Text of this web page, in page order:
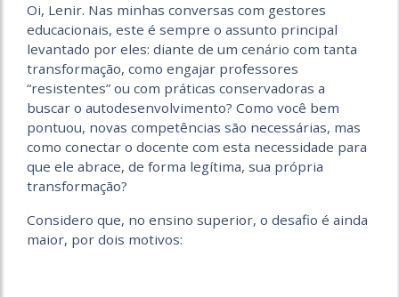
Oi, Lenir. Nas minhas conversas com gestores
educacionais, este é sempre o assunto principal
levantado por eles: diante de um cenário com tanta
transformação, como engajar professores
“resistentes” ou com práticas conservadoras a
buscar o autodesenvolvimento? Como você bem
pontuou, novas competências são necessárias, mas
como conectar o docente com esta necessidade para
que ele abrace, de forma legítima, sua própria
transformação?
Considero que, no ensino superior, o desafio é ainda
maior, por dois motivos: